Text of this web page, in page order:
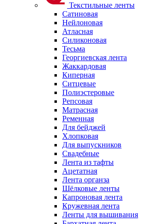
Текстильные ленты
Сатиновая
Нейлоновая
Атласная
Силиконовая
Тесьма
Георгиевская лента
Жаккардовая
Киперная
Ситцевые
Полиэстеровые
Репсовая
Матрасная
Ременная
Для бейджей
Хлопковая
Для выпускников
Свадебные
Лента из тафты
Ацетатная
Лента органза
Шёлковые ленты
Капроновая лента
Кружевная лента
Ленты для вышивания